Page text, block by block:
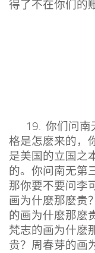
得了不在你们的
19. 你们问南
格是怎麽来的，
是美国的立国之
的。你问南无第
那你要不要问李
画为什麽那麽贵
的画为什麽那麽
梵志的画为什麽
贵？周春芽的画